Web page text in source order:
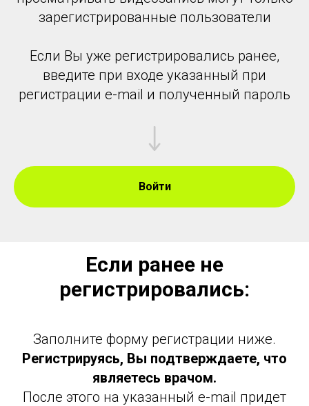
зарегистрированные пользователи
Если Вы уже регистрировались ранее,
введите при входе указанный при
регистрации e-mail и полученный пароль
Войти
Если ранее не
регистрировались:
Заполните форму регистрации ниже.
Регистрируясь, Вы подтверждаете, что
являетесь врачом.
После этого на указанный e-mail придет